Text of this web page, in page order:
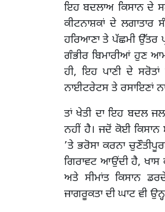
ਇਹ ਬਦਲਾਅ ਕਿਸਾਨ ਦੇ
ਕੀਟਨਾਸ਼ਕਾਂ ਦੇ ਲਗਾਤਾਰ
ਹਰਿਆਣਾ ਤੇ ਪੱਛਮੀ ਉੱਤਰ
ਗੰਭੀਰ ਬਿਮਾਰੀਆਂ ਹੁਣ
ਹੀ, ਇਹ ਪਾਣੀ ਦੇ
ਨਾਈਟਰੇਟਸ ਤੇ ਰਸਾਇਣਾਂ
ਤਾਂ ਖੇਤੀ ਦਾ ਇਹ ਬਦਲ
ਨਹੀਂ ਹੈ। ਜਦੋਂ ਕੋਈ ਕਿਸਾਨ
’ਤੇ ਭਰੋਸਾ ਕਰਨਾ
ਗਿਰਾਵਟ ਆਉਂਦੀ ਹੈ, ਖਾਸ
ਅਤੇ ਸੀਮਾਂਤ ਕਿਸਾਨ
ਜਾਗਰੂਕਤਾ ਦੀ ਘਾਟ ਵੀ